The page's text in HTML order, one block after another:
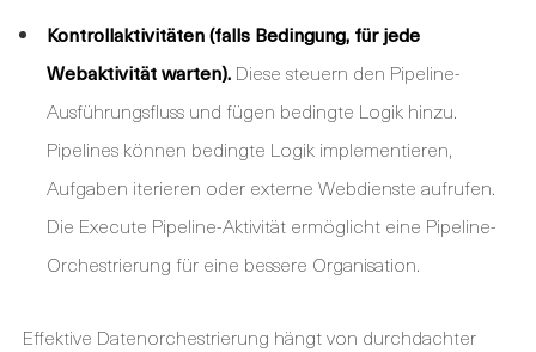
Kontrollaktivitäten (falls Bedingung, für jede
Webaktivität warten). Diese steuern den Pipeline-
Ausführungsfluss und fügen bedingte Logik hinzu.
Pipelines können bedingte Logik implementieren,
Aufgaben iterieren oder externe Webdienste aufrufen.
Die Execute Pipeline-Aktivität ermöglicht eine Pipeline-
Orchestrierung für eine bessere Organisation.
Effektive Datenorchestrierung hängt von durchdachter